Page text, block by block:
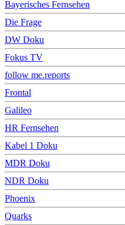
Bayerisches Fernsehen
Die Frage
DW Doku
Fokus TV
follow me.reports
Frontal
Galileo
HR Fernsehen
Kabel 1 Doku
MDR Doku
NDR Doku
Phoenix
Quarks